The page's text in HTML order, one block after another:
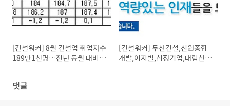
[건설워커] 8월 건설업 취업자수
189만1천명…전년 동월 대비
[건설워커] 두산건설,신원종합
개발,이지빌,삼정기업,대림산업
댓글